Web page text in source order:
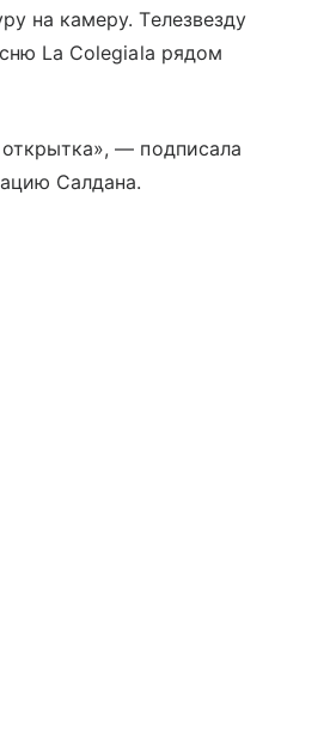
на камеру. Телезвезду
La Colegiala рядом
— подписала
Салдана.